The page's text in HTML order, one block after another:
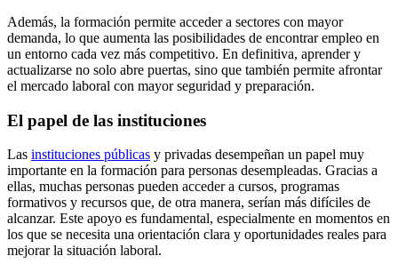
Además, la formación permite acceder a sectores con mayor
demanda, lo que aumenta las posibilidades de encontrar empleo en
un entorno cada vez más competitivo. En definitiva, aprender y
actualizarse no solo abre puertas, sino que también permite afrontar
el mercado laboral con mayor seguridad y preparación.
El papel de las instituciones
Las instituciones públicas y privadas desempeñan un papel muy
importante en la formación para personas desempleadas. Gracias a
ellas, muchas personas pueden acceder a cursos, programas
formativos y recursos que, de otra manera, serían más difíciles de
alcanzar. Este apoyo es fundamental, especialmente en momentos en
los que se necesita una orientación clara y oportunidades reales para
mejorar la situación laboral.